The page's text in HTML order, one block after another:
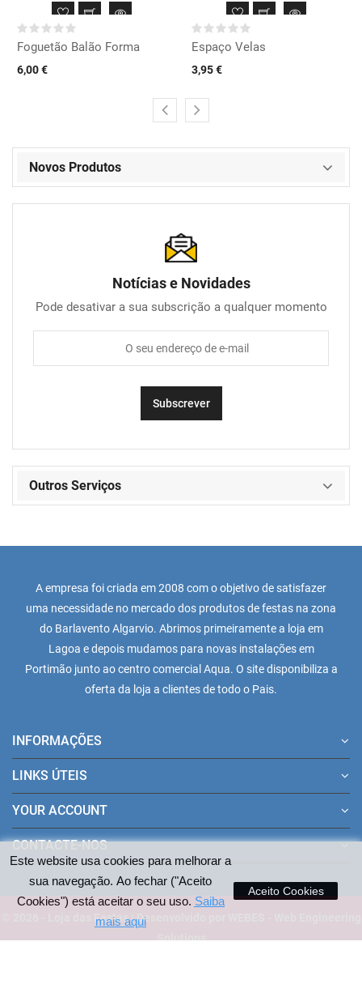
Este website usa cookies para melhorar a
sua navegação. Ao fechar ("Aceito
Cookies") está aceitar o seu uso. Saiba
mais aqui
Aceito Cookies
Foguetão Balão Forma
6,00 €
Espaço Velas
3,95 €
Novos Produtos
Notícias e Novidades
Pode desativar a sua subscrição a qualquer momento
Outros Serviços
A empresa foi criada em 2008 com o objetivo de satisfazer
uma necessidade no mercado dos produtos de festas na zona
do Barlavento Algarvio. Abrimos primeiramente a loja em
Lagoa e depois mudamos para novas instalações em
Portimão junto ao centro comercial Aqua. O site disponibiliza a
oferta da loja a clientes de todo o Pais.
INFORMAÇÕES
LINKS ÚTEIS
YOUR ACCOUNT
CONTACTE-NOS
© 2026 - Loja das Festas | Desenvolvido por WEBES - Web Engineering
Solutions